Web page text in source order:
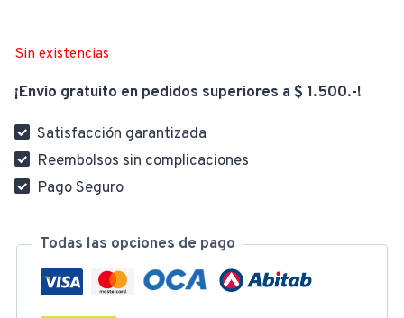
Sin existencias
¡Envío gratuito en pedidos superiores a $ 1.500.-!
Satisfacción garantizada
Reembolsos sin complicaciones
Pago Seguro
Todas las opciones de pago